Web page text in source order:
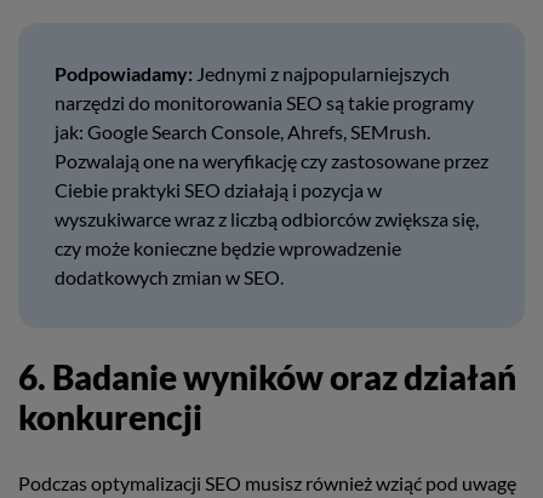
Podpowiadamy: Jednymi z najpopularniejszych
narzędzi do monitorowania SEO są takie programy
jak: Google Search Console, Ahrefs, SEMrush.
Pozwalają one na weryfikację czy zastosowane przez
Ciebie praktyki SEO działają i pozycja w
wyszukiwarce wraz z liczbą odbiorców zwiększa się,
czy może konieczne będzie wprowadzenie
dodatkowych zmian w SEO.
6. Badanie wyników oraz działań
konkurencji
Podczas optymalizacji SEO musisz również wziąć pod uwagę